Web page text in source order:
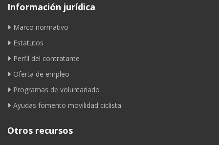
Información jurídica
Marco normativo
Estatutos
Perfil del contratante
Oferta de empleo
Programas de voluntariado
Ayudas fomento movilidad ciclista
Otros recursos